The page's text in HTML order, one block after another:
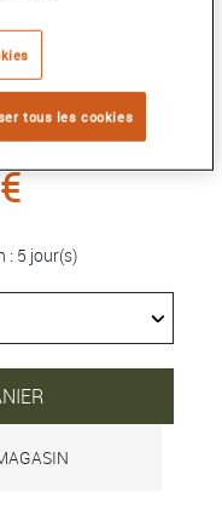
JAUNE
10
: 5 jour(s)
tous les cookies